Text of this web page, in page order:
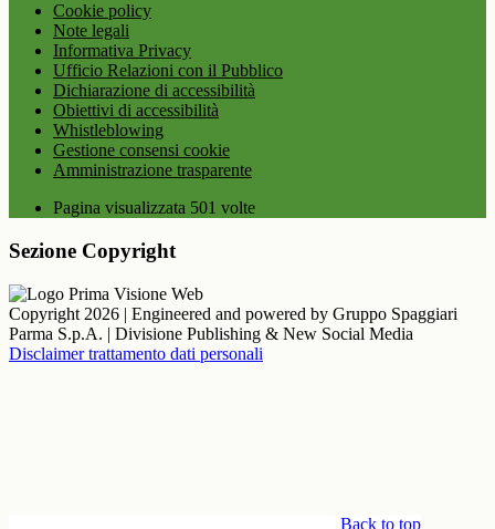
Cookie policy
Note legali
Informativa Privacy
Ufficio Relazioni con il Pubblico
Dichiarazione di accessibilità
Obiettivi di accessibilità
Whistleblowing
Gestione consensi cookie
Amministrazione trasparente
Pagina visualizzata 501 volte
Sezione Copyright
Copyright 2026 | Engineered and powered by Gruppo Spaggiari
Parma S.p.A. | Divisione Publishing & New Social Media
Disclaimer trattamento dati personali
Back to top